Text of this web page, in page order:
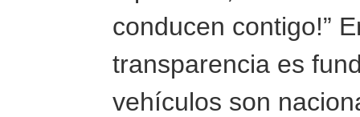
conducen contigo!”
transparencia es
vehículos son